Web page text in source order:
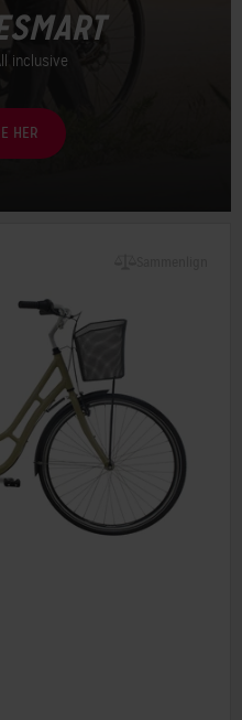
inclusive
HER